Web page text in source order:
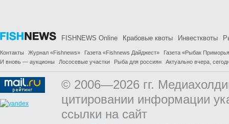
FISHNEWS Online Крабовые квоты Инвестквоты
Контакты Журнал «Fishnews» Газета «Fishnews Дайджест»
Газета «Рыбак
И вновь — аукционы
Лососевые участки Рыба для россиян Актуально вчера,
© 2006—2026 гг.
цитировании информации
ссылки на сайт